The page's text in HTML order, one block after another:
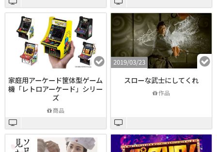
家庭用アーケード筐体型ゲーム
機「レトロアーケード」シリー
ズ
商品
2019/03/23
スローな武士にしてくれ
作品